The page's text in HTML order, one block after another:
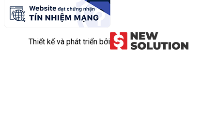
Thiết kế và phát triển bởi